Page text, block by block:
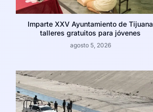
Imparte XXV Ayuntamiento de Tijuana
talleres gratuitos para jóvenes
agosto 5, 2026